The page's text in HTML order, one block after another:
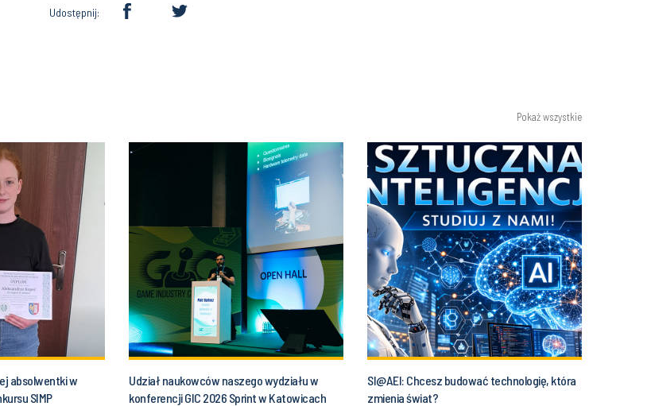
Udostępnij:
Pokaż wszystkie
absolwentki w
SIMP
Udział naukowców naszego wydziału w
konferencji GIC 2026 Sprint w Katowicach
SI@AEI: Chcesz budować technologię, która
zmienia świat?